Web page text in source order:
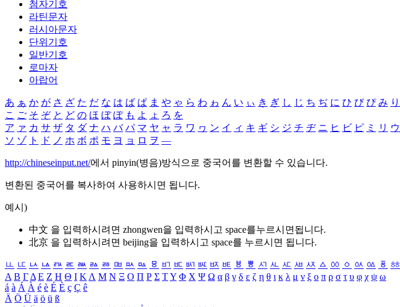
첨자기호
라틴문자
러시아문자
단위기호
일반기호
로마자
아랍어
あ ぁ か が さ ざ た だ な は ば ぱ ま や ゃ ら わ ゎ ん い ぃ き ぎ し じ ち ぢ に ひ び ぴ み り
こ ご そ ぞ と ど の ほ ぼ ぽ も よ ょ ろ を
ア ァ カ サ ザ タ ダ ナ ハ バ パ マ ヤ ャ ラ ワ ヮ ン イ ィ キ ギ シ ジ チ ヂ ニ ヒ ビ ピ ミ リ ウ
ソ ゾ ト ド ノ ホ ボ ポ モ ヨ ョ ロ ヲ ―
http://chineseinput.net/에서 pinyin(병음)방식으로 중국어를 변환할 수 있습니다.
변환된 중국어를 복사하여 사용하시면 됩니다.
예시)
中文 을 입력하시려면 zhongwen을 입력하시고 space를누르시면됩니다.
北京 을 입력하시려면 beijing을 입력하시고 space를 누르시면 됩니다.
ㅥ ㅦ ㅧ ㅨ ㅩ ㅪ ㅫ ㅬ ㅭ ㅮ ㅯ ㅰ ㅱ ㅲ ㅳ ㅴ ㅵ ㅶ ㅷ ㅸ ㅹ ㅺ ㅻ ㅼ ㅽ ㅾ ㅿ ㆀ ㆁ ㆂ ㆃ ㆄ ㆅ
Α Β ΓΔ Ε Ζ Η Θ Ι ΚΛ Μ Ν Ξ Ο Π Ρ Σ ΤΥ Φ Χ Ψ Ω α β γ δ ε ζ η θ ι κ λ μ ν ξ ο π ρ σ τ υ φ χ ψ ω
á à Á À é è É È ç Ç ê
Ä Ö Ü ä ö ü ß